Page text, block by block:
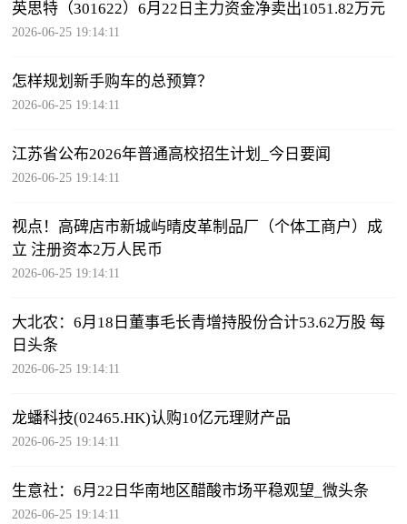
英思特（301622）6月22日主力资金净卖出1051.82万元
2026-06-25 19:14:11
怎样规划新手购车的总预算？
2026-06-25 19:14:11
江苏省公布2026年普通高校招生计划_今日要闻
2026-06-25 19:14:11
视点！高碑店市新城屿晴皮革制品厂（个体工商户）成
立 注册资本2万人民币
2026-06-25 19:14:11
大北农：6月18日董事毛长青增持股份合计53.62万股 每
日头条
2026-06-25 19:14:11
龙蟠科技(02465.HK)认购10亿元理财产品
2026-06-25 19:14:11
生意社：6月22日华南地区醋酸市场平稳观望_微头条
2026-06-25 19:14:11